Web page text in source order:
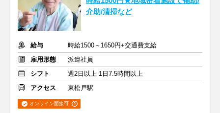
介助/清掃など
給与
時給1500～1650円+交通費支給
雇用形態
派遣社員
シフト
週2日以上 1日7.5時間以上
アクセス
東松戸駅
オンライン面接可